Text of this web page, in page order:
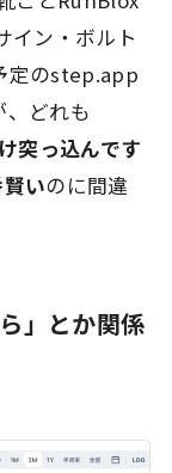
イン・ボルト
定のstep.app
どれも
突っ込んです
いのに間違
」とか関係